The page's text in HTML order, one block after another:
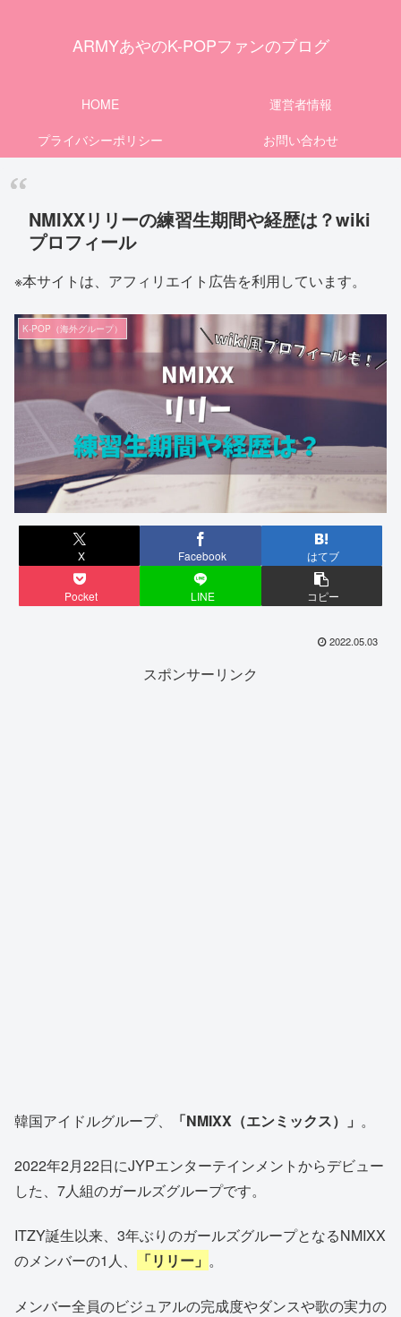
ARMYあやのK-POPファンのブログ
HOME
運営者情報
プライバシーポリシー
お問い合わせ
NMIXXリリーの練習生期間や経歴は？wiki
プロフィール
※本サイトは、アフィリエイト広告を利用しています。
K-POP（海外グループ）
X Facebook はてブ
Pocket LINE コピー
2022.05.03
スポンサーリンク
韓国アイドルグループ、 「NMIXX（エンミックス）」 。
2022年2月22日にJYPエンターテインメントからデビュー
した、7人組のガールズグループです。
ITZY誕生以来、3年ぶりのガールズグループとなるNMIXX
のメンバーの1人、
「リリー」 。
メンバー全員のビジュアルの完成度やダンスや歌の実力の